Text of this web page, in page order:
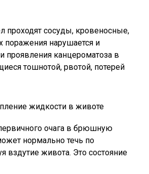
проходят сосуды, кровеносные,
поражения нарушается и
проявления канцероматоза в
тошнотой, рвотой, потерей
очага в брюшную
нормально течь по
вздутие живота. Это состояние